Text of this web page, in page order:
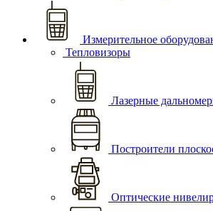
Измерительное
Тепловизоры
Лазерные
Построители
Оптические